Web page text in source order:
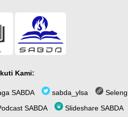
Kami:
SABDA sabda_ylsa
SABDA Slideshare SABDA